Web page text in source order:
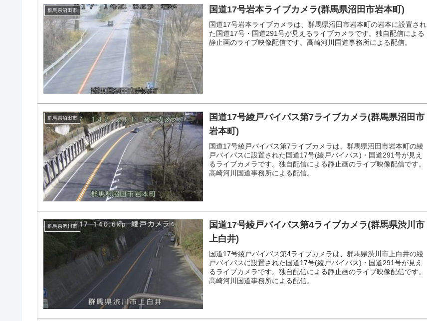
群馬県沼田市 国道17号岩本ライブカメラ(群馬県沼田市岩本町)
国道17号岩本ライブカメラは、群馬県沼田市岩本町の岩本に設置され
た国道17号・国道291号が見えるライブカメラです。独自配信による
静止画のライブ映像配信です。高崎河川国道事務所による配信。
群馬県沼田市
国道17号綾戸バイパス第7ライブカメラ(群馬県沼田市
岩本町)
国道17号綾戸バイパス第7ライブカメラは、群馬県沼田市岩本町の綾
戸バイパスに設置された国道17号(綾戸バイパス)・国道291号が見え
るライブカメラです。独自配信による静止画のライブ映像配信です。
高崎河川国道事務所による配信。
群馬県渋川市
国道17号綾戸バイパス第4ライブカメラ(群馬県渋川市
上白井)
国道17号綾戸バイパス第4ライブカメラは、群馬県渋川市上白井の綾
戸バイパスに設置された国道17号(綾戸バイパス)・国道291号が見え
るライブカメラです。独自配信による静止画のライブ映像配信です。
高崎河川国道事務所による配信。